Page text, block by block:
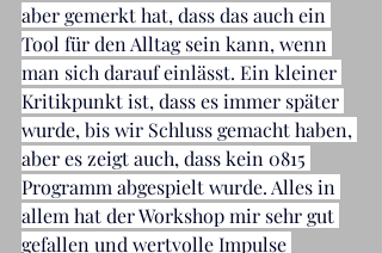
aber gemerkt hat, dass das auch ein
Tool für den Alltag sein kann, wenn
man sich darauf einlässt. Ein kleiner
Kritikpunkt ist, dass es immer später
wurde, bis wir Schluss gemacht haben,
aber es zeigt auch, dass kein 0815
Programm abgespielt wurde. Alles in
allem hat der Workshop mir sehr gut
gefallen und wertvolle Impulse